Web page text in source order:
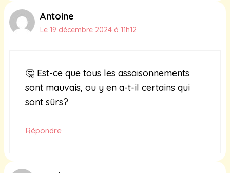
Antoine
Le 19 décembre 2024 à 11h12
🤔 Est-ce que tous les assaisonnements
sont mauvais, ou y en a-t-il certains qui
sont sûrs?
Répondre